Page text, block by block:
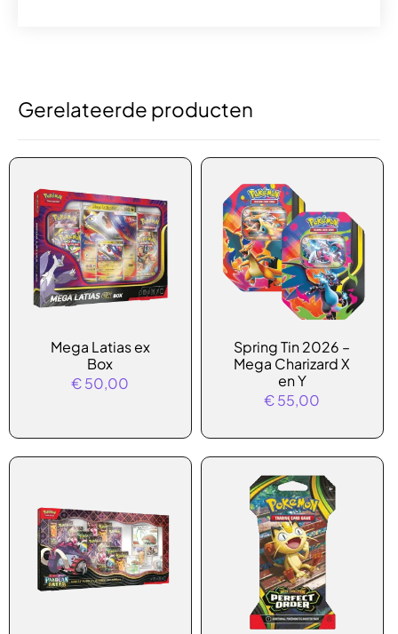
Gerelateerde producten
Mega Latias ex
Box
€50,00
product
meerdere
gekozen
worden
productpagina
Spring Tin 2026 –
Mega Charizard X
en Y
€55,00